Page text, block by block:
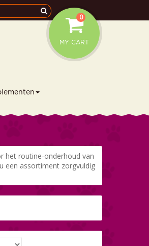
MY CART
0
het routine-onderhoud van
een assortiment zorgvuldig